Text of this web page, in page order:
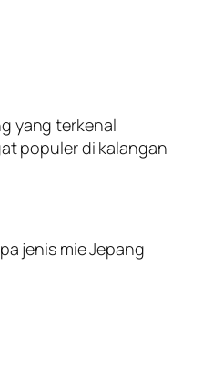
yang terkenal
populer di kalangan
jenis mie Jepang